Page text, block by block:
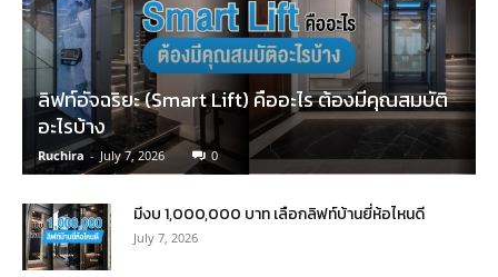
ลิฟท์อัจฉริยะ (Smart Lift) คืออะไร ต้องมีคุณสมบัติ
อะไรบ้าง
Ruchira - July 7, 2026 0
มีงบ 1,000,000 บาท เลือกลิฟท์บ้านยี่ห้อไหนดี
July 7, 2026